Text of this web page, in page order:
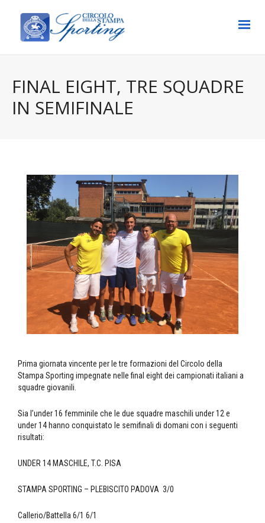
FINAL EIGHT, TRE SQUADRE
IN SEMIFINALE
Prima giornata vincente per le tre formazioni del Circolo della
Stampa Sporting impegnate nelle final eight dei campionati italiani a
squadre giovanili.
Sia l’under 16 femminile che le due squadre maschili under 12 e
under 14 hanno conquistato le semifinali di domani con i seguenti
risultati:
UNDER 14 MASCHILE, T.C. PISA
STAMPA SPORTING – PLEBISCITO PADOVA 3/0
Callerio/Battella 6/1 6/1